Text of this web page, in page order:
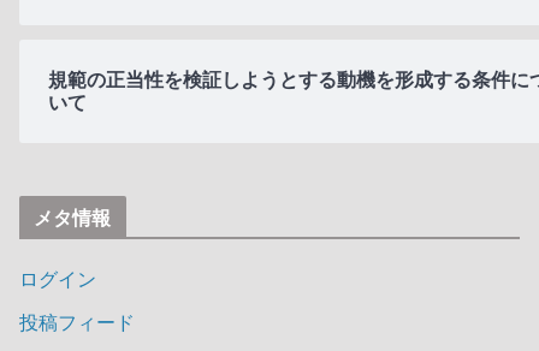
規範の正当性を検証しようとする動機を形成する条件に
いて
メタ情報
ログイン
投稿フィード